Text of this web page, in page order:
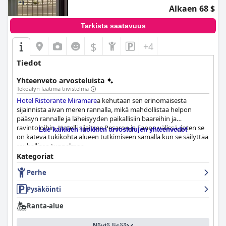
Alkaen 68 $
Tarkista saatavuus
$ +4
Tiedot
Yhteenveto arvosteluista
Tekoälyn laatima tiivistelmä
Hotel Ristorante Miramarea kehutaan sen erinomaisesta
sijainnista aivan meren rannalla, mikä mahdollistaa helpon
pääsyn rannalle ja läheisyyden paikallisiin baareihin ja
ravintoloihin. Hotelli sijaitsee Pesaron ja Fanon välissä, joten se
on kätevä tukikohta alueen tutkimiseen samalla kun se säilyttää
rauhallisen tunnelman.
Asiakkaat kehuvat jatkuvasti hotellin vaikuttavaa palvelua,
lämmintä perheyrityksen tunnelmaa ja erinomaisia
ruokatarjontoja. Aamiainen sisältää laadukkaan, runsaan
buffetaamiaisen kotitekoisilla tuotteilla ja herkullisilla
leivonnaisilla, ja hotellin oman ravintolan illallista kuvaillaan
poikkeukselliseksi ja aitoja, maukkaita ruokia tarjoavaksi.
Lue kaikkien luokkien arvostelujen yhteenvedot
Kategoriat
Perhe
Pysäköinti
Ranta-alue